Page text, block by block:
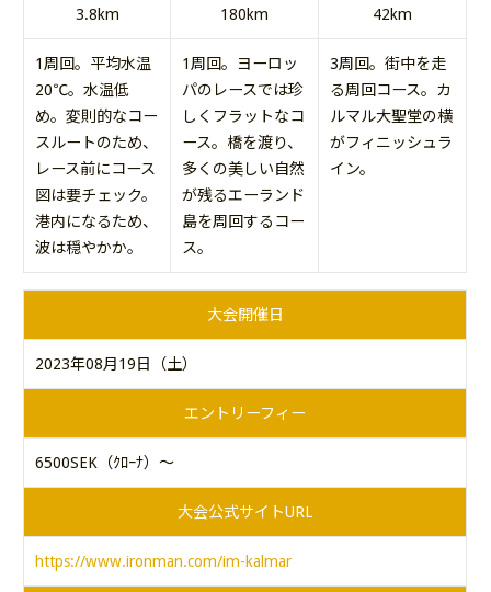
3.8km 180km 42km
1周回。平均水温
20℃。水温低
め。変則的なコー
スルートのため、
レース前にコース
図は要チェック。
港内になるため、
波は穏やかか。
1周回。ヨーロッ
パのレースでは珍
しくフラットなコ
ース。橋を渡り、
多くの美しい自然
が残るエーランド
島を周回するコー
ス。
3周回。街中を走
る周回コース。カ
ルマル大聖堂の横
がフィニッシュラ
イン。
大会開催日
2023年08月19日（土）
エントリーフィー
6500SEK（ｸﾛｰﾅ）～
大会公式サイトURL
https://www.ironman.com/im-kalmar